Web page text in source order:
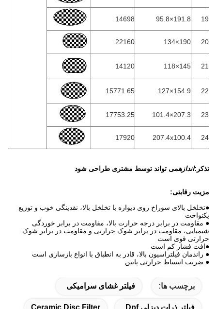
19
191.8×95.8
14698
20
190×134
22160
21
145×118
14120
22
154.9×127
15771.65
23
207.3×101.4
17753.25
24
207.4x100.4
17920
تذکر: اندازهمی تواند توسط مشتری طراحی شود
مزیت رقابتی:
●تخلخل بالای سوراخ روی دیواره با تخلخل بالا، نقدینگی خوب و توزیع
یکنواخت
● مقاومت در برابر درجه حرارت بالا، مقاومت در برابر خوردگی
شیمیایی، مقاومت در برابر شوک حرارتی و مقاومت در برابر شوک
حرارتی قوی است
●افت فشار کم است
● راندمان فیلتراسیون بالا، قادر به انطباق با انواع بازسازی است
● ضریب انبساط حرارتی پایین
برچسب ها: فیلتر غشای سرامیکی
فیلتر ذرات دیزلی Dpf Ceramic Disc Filter